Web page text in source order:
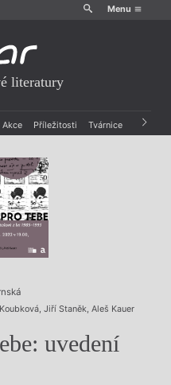
Menu
literatury
Akce Příležitosti Tvárnice Archiv
, Jiří Staněk, Aleš Kauer
uvedení